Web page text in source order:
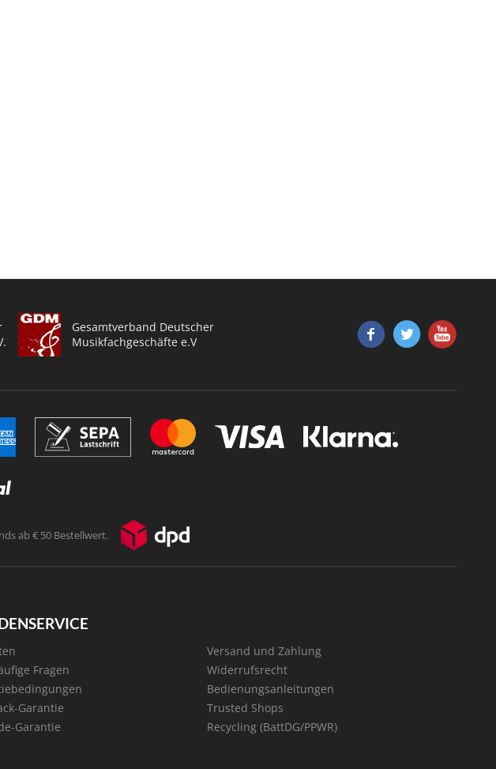
Gesamtverband Deutscher
Musikfachgeschäfte e.V
ab € 50 Bestellwert.
Versand und Zahlung
Fragen
Widerrufsrecht
Bedienungsanleitungen
Garantie
Trusted Shops
Garantie
Recycling (BattDG/PPWR)